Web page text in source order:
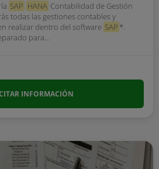
SAP HANA Contabilidad de Gestión
todas las gestiones contables y
realizar dentro del software SAP *.
para...
INFORMACIÓN